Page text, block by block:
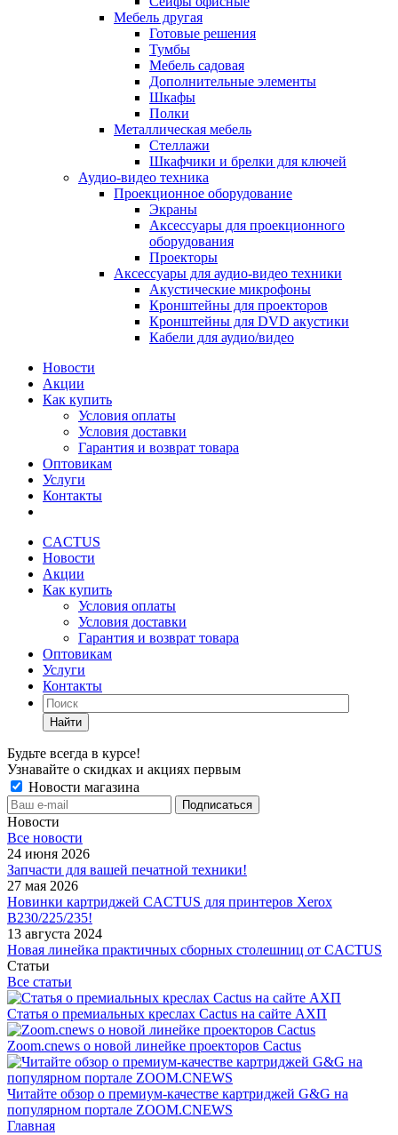
Мебель другая
Готовые решения
Тумбы
Мебель садовая
Дополнительные элементы
Шкафы
Полки
Металлическая мебель
Стеллажи
Шкафчики и брелки для ключей
Аудио-видео техника
Проекционное оборудование
Экраны
Аксессуары для проекционного
оборудования
Проекторы
Аксессуары для аудио-видео техники
Акустические микрофоны
Кронштейны для проекторов
Кронштейны для DVD акустики
Кабели для аудио/видео
Новости
Акции
Как купить
Условия оплаты
Условия доставки
Гарантия и возврат товара
Оптовикам
Услуги
Контакты
CACTUS
Новости
Акции
Как купить
Условия оплаты
Условия доставки
Гарантия и возврат товара
Оптовикам
Услуги
Контакты
Найти
Будьте всегда в курсе!
Узнавайте о скидках и акциях первым
Новости магазина
Новости
Все новости
24 июня 2026
Запчасти для вашей печатной техники!
27 мая 2026
Новинки картриджей CACTUS для принтеров Xerox
B230/225/235!
13 августа 2024
Новая линейка практичных сборных столешниц от CACTUS
Статьи
Все статьи
Статья о премиальных креслах Cactus на сайте АХП
Zoom.cnews о новой линейке проекторов Cactus
Читайте обзор о премиум-качестве картриджей G&G на
популярном портале ZOOM.CNEWS
Главная